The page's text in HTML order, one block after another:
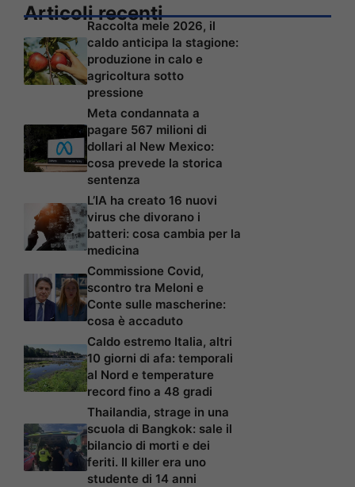
Articoli recenti
Raccolta mele 2026, il
caldo anticipa la stagione:
produzione in calo e
agricoltura sotto
pressione
Meta condannata a
pagare 567 milioni di
dollari al New Mexico:
cosa prevede la storica
sentenza
L’IA ha creato 16 nuovi
virus che divorano i
batteri: cosa cambia per la
medicina
Commissione Covid,
scontro tra Meloni e
Conte sulle mascherine:
cosa è accaduto
Caldo estremo Italia, altri
10 giorni di afa: temporali
al Nord e temperature
record fino a 48 gradi
Thailandia, strage in una
scuola di Bangkok: sale il
bilancio di morti e dei
feriti. Il killer era uno
studente di 14 anni